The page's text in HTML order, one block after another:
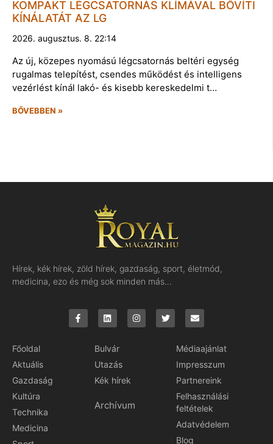
KOMPAKT LÉGCSATORNÁS KLÍMÁVAL BŐVÍTI
KÍNÁLATÁT AZ LG
2026. augusztus. 8. 22:14
Az új, közepes nyomású légcsatornás beltéri egység
rugalmas telepítést, csendes működést és intelligens
vezérlést kínál lakó- és kisebb kereskedelmi t…
BŐVEBBEN »
Hírek, kék hírek, zöld hírek, gazdaság, sport, életmód,
medicina, ezo és még sok minden más…
Főoldal
Aktuális
Gazdaság
Kultúra
Technika
Medicina
Bulvár
Utazás
Kék hírek
Archívum
Médiaajánlat
Impresszum
Partnereink
Felhasználási
feltételek
Adatvédelem
Blog